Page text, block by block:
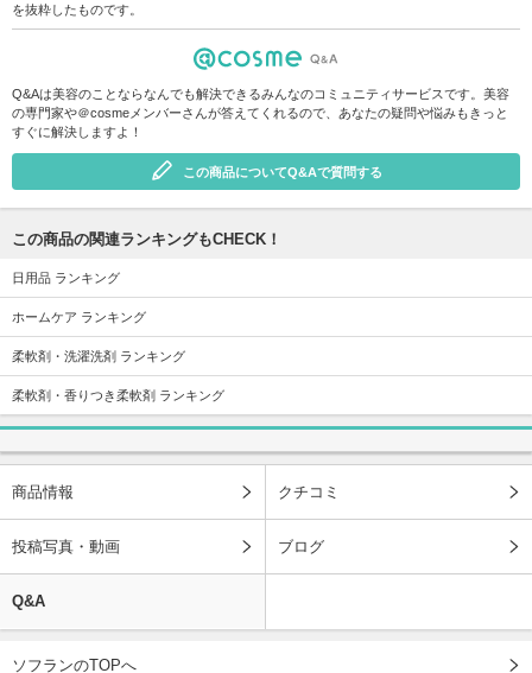
を抜粋したものです。
Q&Aは美容のことならなんでも解決できるみんなのコミュニティサービスです。美容
の専門家や＠cosmeメンバーさんが答えてくれるので、あなたの疑問や悩みもきっと
すぐに解決しますよ！
この商品についてQ&Aで質問する
この商品の関連ランキングもCHECK！
日用品 ランキング
ホームケア ランキング
柔軟剤・洗濯洗剤 ランキング
柔軟剤・香りつき柔軟剤 ランキング
商品情報 クチコミ
投稿写真・動画 ブログ
Q&A
ソフランのTOPへ